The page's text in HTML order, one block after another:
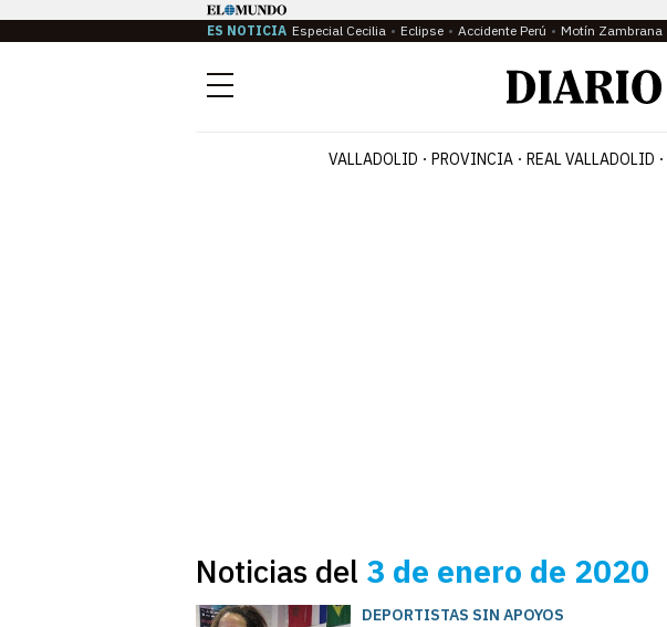
ES NOTICIA Especial Cecilia Eclipse Accidente Perú Motín Zambrana
Menú
VALLADOLID PROVINCIA REAL VALLADOLID
Noticias del 3 de enero de 2020
DEPORTISTAS SIN APOYOS